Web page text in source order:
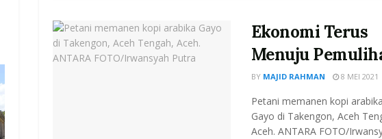
Ekonomi Terus
Menuju
BY MAJID RAHMAN 8 MEI 2021
Petani memanen kopi arabika
Gayo di Takengon, Aceh
Aceh. ANTARA FOTO/